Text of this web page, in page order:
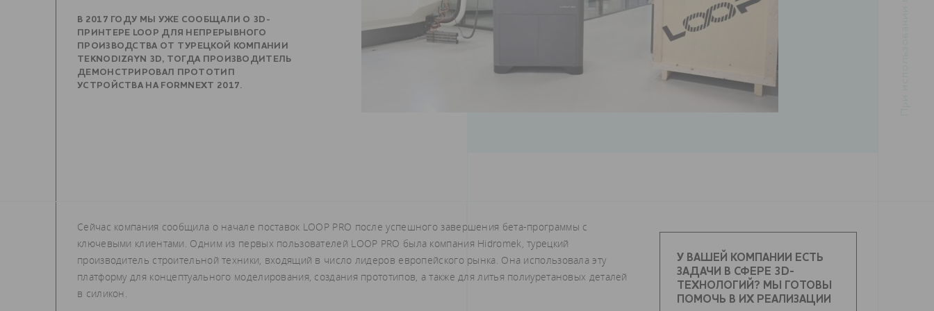
В 2017 ГОДУ МЫ УЖЕ СООБЩАЛИ О 3D-
ПРИНТЕРЕ LOOP ДЛЯ НЕПРЕРЫВНОГО
ПРОИЗВОДСТВА ОТ ТУРЕЦКОЙ КОМПАНИИ
TEKNODIZAYN 3D, ТОГДА ПРОИЗВОДИТЕЛЬ
ДЕМОНСТРИРОВАЛ ПРОТОТИП
УСТРОЙСТВА НА FORMNEXT 2017.
Сейчас компания сообщила о начале поставок LOOP PRO после успешного завершения бета-программы с
ключевыми клиентами. Одним из первых пользователей LOOP PRO была компания Hidromek, турецкий
производитель строительной техники, входящий в число лидеров европейского рынка. Она использовала эту
платформу для концептуального моделирования, создания прототипов, а также для литья полиуретановых деталей
в силикон.
У ВАШЕЙ КОМПАНИИ ЕСТЬ
ЗАДАЧИ В СФЕРЕ 3D-
ТЕХНОЛОГИЙ? МЫ ГОТОВЫ
ПОМОЧЬ В ИХ РЕАЛИЗАЦИИ